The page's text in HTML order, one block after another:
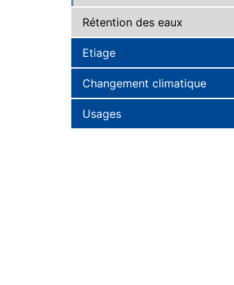
Rétention des eaux
Etiage
Changement climatique
Usages